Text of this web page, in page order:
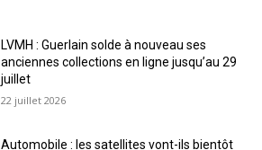
LVMH : Guerlain solde à nouveau ses
anciennes collections en ligne jusqu’au 29
juillet
22 juillet 2026
Automobile : les satellites vont-ils bientôt